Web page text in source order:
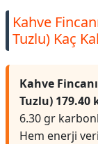
Kahve
Tuzlu) Kaç
Kahve
Tuzlu) 179.40
6.30 gr
Hem enerji